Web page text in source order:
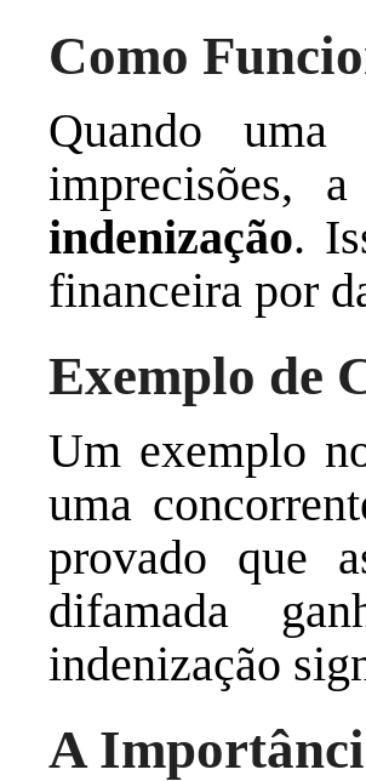
Como
Quando uma
imprecisões,
indenização.
financeira por
Exemplo de
Um exemplo
uma
provado que
difamada
indenização
A